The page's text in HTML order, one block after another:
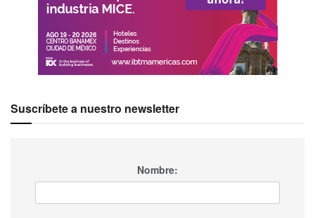
Suscríbete a nuestro newsletter
Nombre: